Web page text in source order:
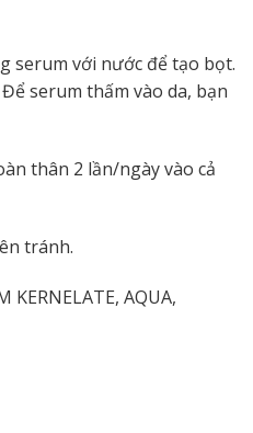
serum với nước để tạo bọt.
serum thấm vào da, bạn
thân 2 lần/ngày vào cả
tránh.
KERNELATE, AQUA,